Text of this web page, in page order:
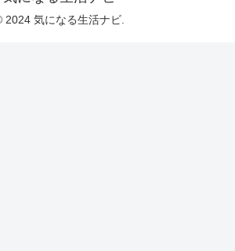
2024 気になる生活ナビ.